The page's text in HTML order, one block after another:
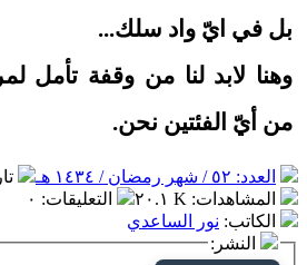
بل في ايّ واد سلك...
وهنا لابد لنا من وقفة تأمل
من أيّ الفئتين نحن.
العدد: ٥٢ / شهر رمضان / ١٤٣٤ هـ
المشاهدات: ٢٠.١ K التعليقات: ٠
الكاتب: نور الساعدي
النشر: